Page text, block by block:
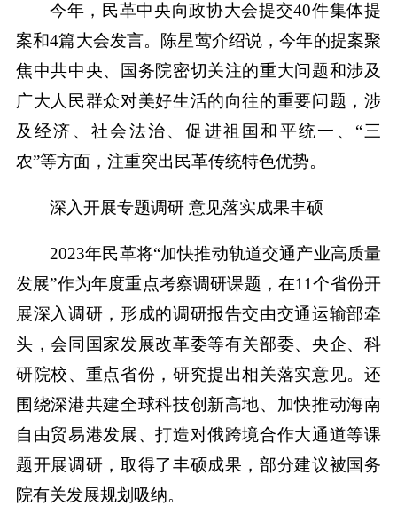
今年，民革中央向政协大会提交40件集体提
案和4篇大会发言。陈星莺介绍说，今年的提案聚
焦中共中央、国务院密切关注的重大问题和涉及
广大人民群众对美好生活的向往的重要问题，涉
及经济、社会法治、促进祖国和平统一、“三
农”等方面，注重突出民革传统特色优势。
深入开展专题调研 意见落实成果丰硕
2023年民革将“加快推动轨道交通产业高质量
发展”作为年度重点考察调研课题，在11个省份开
展深入调研，形成的调研报告交由交通运输部牵
头，会同国家发展改革委等有关部委、央企、科
研院校、重点省份，研究提出相关落实意见。还
围绕深港共建全球科技创新高地、加快推动海南
自由贸易港发展、打造对俄跨境合作大通道等课
题开展调研，取得了丰硕成果，部分建议被国务
院有关发展规划吸纳。